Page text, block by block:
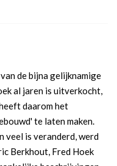
de bijna gelijknamige
al jaren is uitverkocht,
daarom het
te laten maken.
veel is veranderd, werd
Berkhout, Fred Hoek